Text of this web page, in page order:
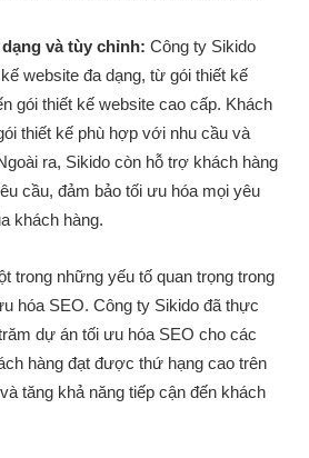
và tùy chỉnh: Công ty Sikido
website đa dạng, từ gói thiết kế
gói thiết kế website cao cấp. Khách
thiết kế phù hợp với nhu cầu và
ra, Sikido còn hỗ trợ khách hàng
cầu, đảm bảo tối ưu hóa mọi yêu
khách hàng.
trong những yếu tố quan trọng trong
hóa SEO. Công ty Sikido đã thực
dự án tối ưu hóa SEO cho các
hàng đạt được thứ hạng cao trên
tăng khả năng tiếp cận đến khách